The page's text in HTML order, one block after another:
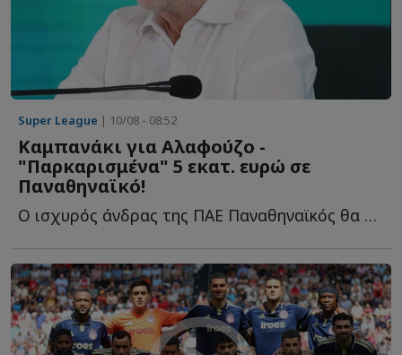
Super League | 10/08 - 08:52
Καμπανάκι για Αλαφούζο -
"Παρκαρισμένα" 5 εκατ. ευρώ σε
Παναθηναϊκό!
Ο ισχυρός άνδρας της ΠΑΕ Παναθηναϊκός θα πρέπει να β...